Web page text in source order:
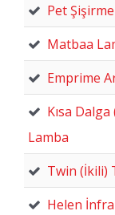
Pet
Matbaa
Emprime
Kısa
Lamba
Twin (İkili)
Helen